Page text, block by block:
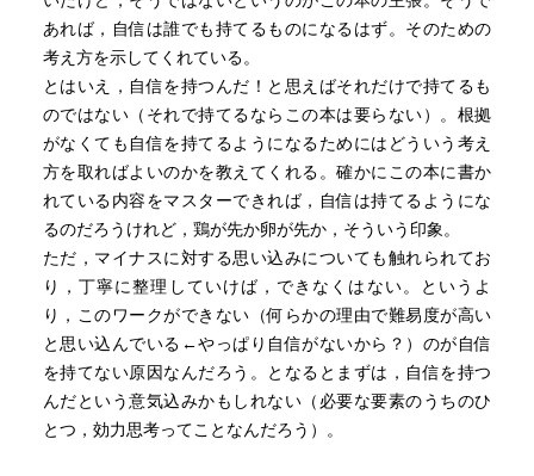
あれば，自信は誰でも持てるものになるはず。そのための
考え方を示してくれている。
とはいえ，自信を持つんだ！と思えばそれだけで持てるも
のではない（それで持てるならこの本は要らない）。根拠
がなくても自信を持てるようになるためにはどういう考え
方を取ればよいのかを教えてくれる。確かにこの本に書か
れている内容をマスターできれば，自信は持てるようにな
るのだろうけれど，鶏が先か卵が先か，そういう印象。
ただ，マイナスに対する思い込みについても触れられてお
り，丁寧に整理していけば，できなくはない。というよ
り，このワークができない（何らかの理由で難易度が高い
と思い込んでいる←やっぱり自信がないから？）のが自信
を持てない原因なんだろう。となるとまずは，自信を持つ
んだという意気込みかもしれない（必要な要素のうちのひ
とつ，効力思考ってことなんだろう）。